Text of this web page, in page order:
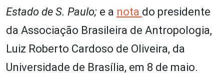
Estado de S. Paulo; e a nota do presidente
da Associação Brasileira de Antropologia,
Luiz Roberto Cardoso de Oliveira, da
Universidade de Brasília, em 8 de maio.